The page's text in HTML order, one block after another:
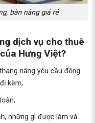
bàn nâng giá rẻ
dịch vụ cho thuê
Hưng Việt?
nâng yêu cầu đồng
kèm;
những gì được làm và